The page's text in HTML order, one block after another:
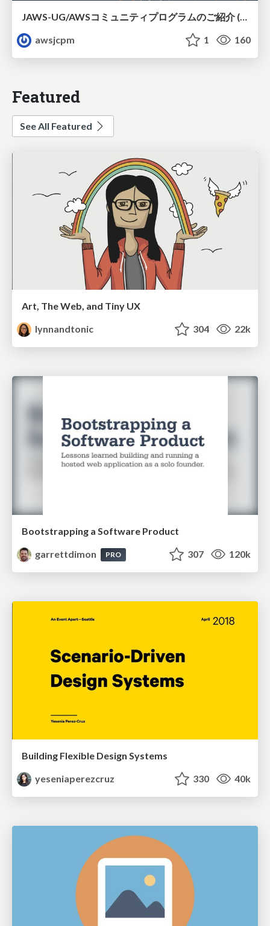
JAWS-UG/AWSコミュニティプログラムのご紹介 (JAWS-UG広島)
awsjcpm
1 160
Featured
See All Featured
Art, The Web, and Tiny UX
lynnandtonic
304 22k
Bootstrapping a Software Product
garrettdimon
PRO 307 120k
Building Flexible Design Systems
yeseniaperezcruz
330 40k